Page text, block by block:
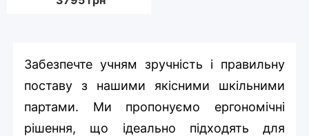
Забезпечте учням зручність і правильну
поставу з нашими якісними шкільними
партами. Ми пропонуємо ергономічні
рішення, що ідеально підходять для